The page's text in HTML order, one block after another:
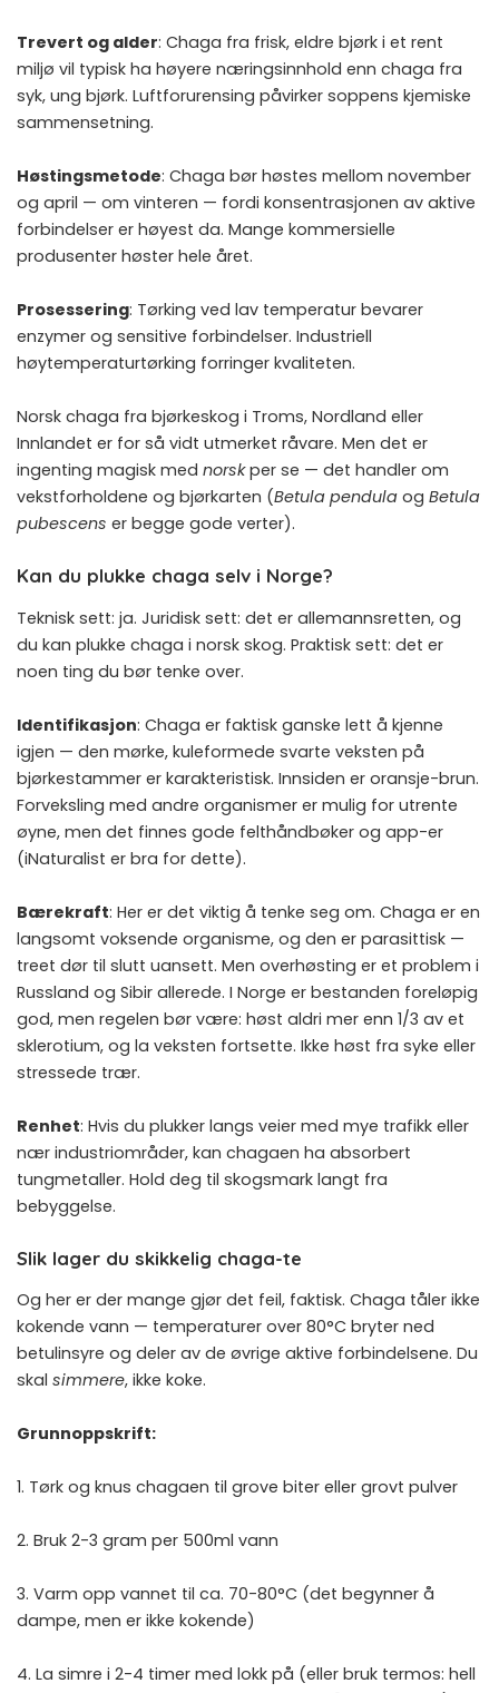
Trevert og alder: Chaga fra frisk, eldre bjørk i et rent
miljø vil typisk ha høyere næringsinnhold enn chaga fra
syk, ung bjørk. Luftforurensing påvirker soppens kjemiske
sammensetning.
Høstingsmetode: Chaga bør høstes mellom november
og april — om vinteren — fordi konsentrasjonen av aktive
forbindelser er høyest da. Mange kommersielle
produsenter høster hele året.
Prosessering: Tørking ved lav temperatur bevarer
enzymer og sensitive forbindelser. Industriell
høytemperaturtørking forringer kvaliteten.
Norsk chaga fra bjørkeskog i Troms, Nordland eller
Innlandet er for så vidt utmerket råvare. Men det er
ingenting magisk med norskper se — det handler om
vekstforholdene og bjørkarten (Betula pendula og Betula
pubescens er begge gode verter).
Kan du plukke chaga selv i Norge?
Teknisk sett: ja. Juridisk sett: det er allemannsretten, og
du kan plukke chaga i norsk skog. Praktisk sett: det er
noen ting du bør tenke over.
Identifikasjon: Chaga er faktisk ganske lett å kjenne
igjen — den mørke, kuleformede svarte veksten på
bjørkestammer er karakteristisk. Innsiden er oransje-brun.
Forveksling med andre organismer er mulig for utrente
øyne, men det finnes gode felthåndbøker og app-er
(iNaturalist er bra for dette).
Bærekraft: Her er det viktig å tenke seg om. Chaga er en
langsomt voksende organisme, og den er parasittisk —
treet dør til slutt uansett. Men overhøsting er et problem i
Russland og Sibir allerede. I Norge er bestanden foreløpig
god, men regelen bør være: høst aldri mer enn 1/3 av et
sklerotium, og la veksten fortsette. Ikke høst fra syke eller
stressede trær.
Renhet: Hvis du plukker langs veier med mye trafikk eller
nær industriområder, kan chagaen ha absorbert
tungmetaller. Hold deg til skogsmark langt fra
bebyggelse.
Slik lager du skikkelig chaga-te
Og her er der mange gjør det feil, faktisk. Chaga tåler ikke
kokende vann — temperaturer over 80°C bryter ned
betulinsyre og deler av de øvrige aktive forbindelsene. Du
skal simmere, ikke koke.
Grunnoppskrift:
1. Tørk og knus chagaen til grove biter eller grovt pulver
2. Bruk 2-3 gram per 500ml vann
3. Varm opp vannet til ca. 70-80°C (det begynner å
dampe, men er ikke kokende)
4. La simre i 2-4 timer med lokk på (eller bruk termos: hell